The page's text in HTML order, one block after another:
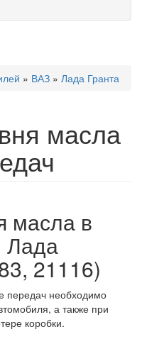
» ВАЗ » Лада Гранта
масла
масла в
Лада
21116)
передач необходимо
а также при
коробки.